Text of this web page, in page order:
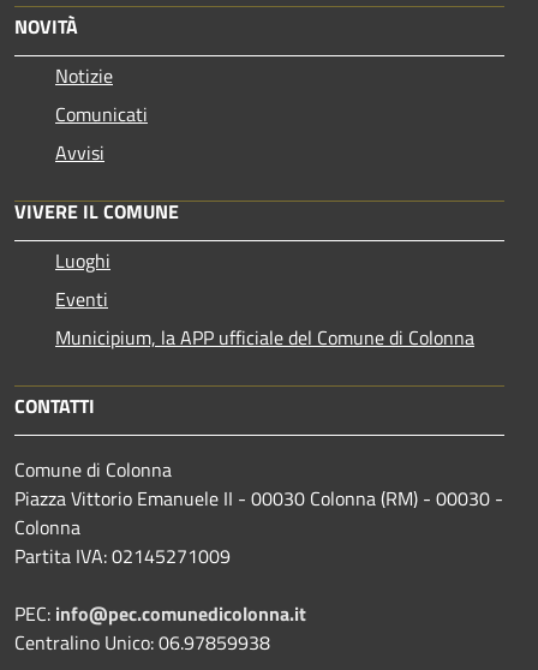
NOVITÀ
Notizie
Comunicati
Avvisi
VIVERE IL COMUNE
Luoghi
Eventi
Municipium, la APP ufficiale del Comune di Colonna
CONTATTI
Comune di Colonna
Piazza Vittorio Emanuele II - 00030 Colonna (RM) - 00030 -
Colonna
Partita IVA: 02145271009
PEC: info@pec.comunedicolonna.it
Centralino Unico: 06.97859938